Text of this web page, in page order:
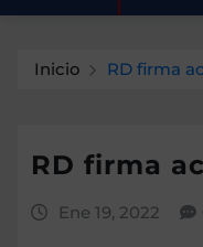
Inicio RD firma
RD firma
Ene 19, 2022